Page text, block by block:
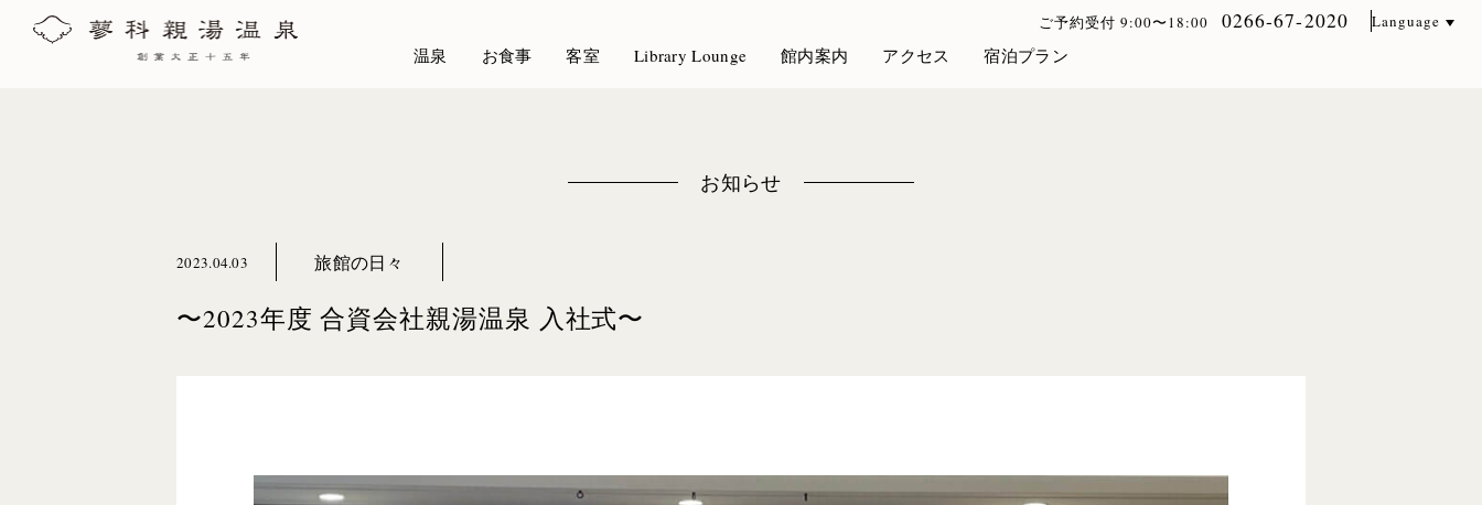
ご予約受付 9:00〜18:00 0266-67-2020 Language
温泉 お食事 客室 Library Lounge 館内案内 アクセス 宿泊プラン
お知らせ
2023.04.03 旅館の日々
〜2023年度 合資会社親湯温泉 入社式〜